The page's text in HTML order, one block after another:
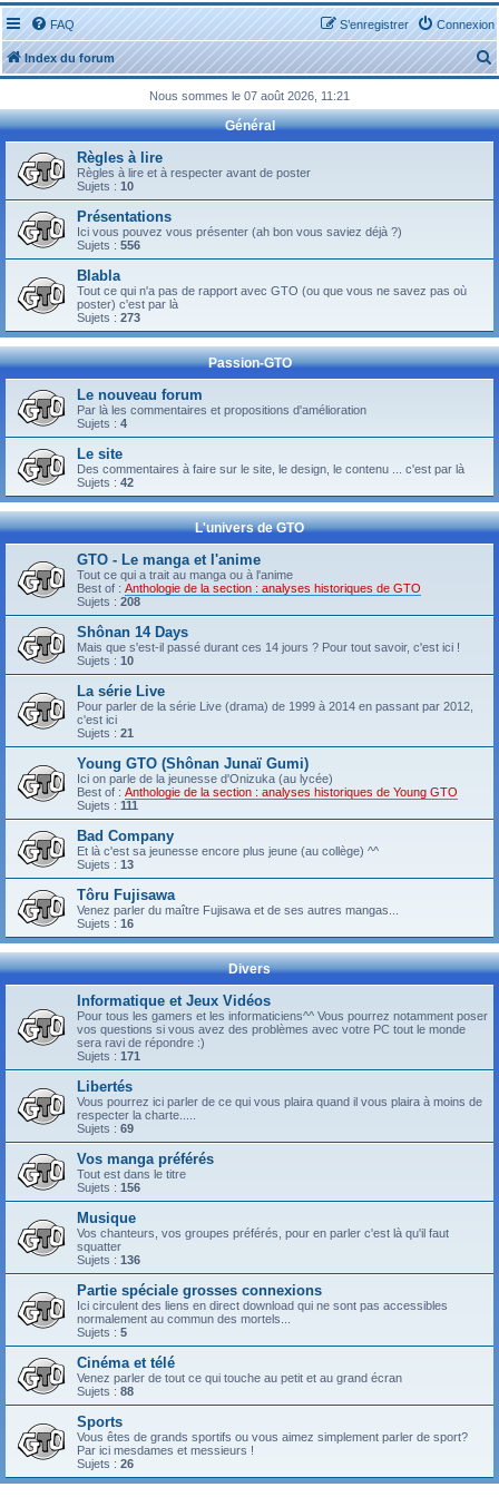
FAQ Connexion
S’enregistrer
Index du forum
e
c
Nous sommes le 07 août 2026, 11:21
Général
Règles à lire
Règles à lire et à respecter avant de poster
Sujets : 10
Présentations
Ici vous pouvez vous présenter (ah bon vous saviez déjà ?)
Sujets : 556
Blabla
Tout ce qui n'a pas de rapport avec GTO (ou que vous ne savez pas où
poster) c'est par là
Sujets : 273
Passion-GTO
Le nouveau forum
Par là les commentaires et propositions d'amélioration
Sujets : 4
Le site
Des commentaires à faire sur le site, le design, le contenu ... c'est par là
Sujets : 42
L'univers de GTO
GTO - Le manga et l'anime
Tout ce qui a trait au manga ou à l'anime
Best of : Anthologie de la section : analyses historiques de GTO
Sujets : 208
Shônan 14 Days
Mais que s'est-il passé durant ces 14 jours ? Pour tout savoir, c'est ici !
Sujets : 10
La série Live
Pour parler de la série Live (drama) de 1999 à 2014 en passant par 2012,
c'est ici
Sujets : 21
Young GTO (Shônan Junaï Gumi)
Ici on parle de la jeunesse d'Onizuka (au lycée)
Best of : Anthologie de la section : analyses historiques de Young GTO
Sujets : 111
Bad Company
Et là c'est sa jeunesse encore plus jeune (au collège) ^^
Sujets : 13
Tôru Fujisawa
Venez parler du maître Fujisawa et de ses autres mangas...
Sujets : 16
Divers
Informatique et Jeux Vidéos
Pour tous les gamers et les informaticiens^^ Vous pourrez notamment poser
vos questions si vous avez des problèmes avec votre PC tout le monde
sera ravi de répondre :)
Sujets : 171
Libertés
Vous pourrez ici parler de ce qui vous plaira quand il vous plaira à moins de
respecter la charte.....
Sujets : 69
Vos manga préférés
Tout est dans le titre
Sujets : 156
Musique
Vos chanteurs, vos groupes préférés, pour en parler c'est là qu'il faut
squatter
Sujets : 136
Partie spéciale grosses connexions
Ici circulent des liens en direct download qui ne sont pas accessibles
normalement au commun des mortels...
Sujets : 5
Cinéma et télé
Venez parler de tout ce qui touche au petit et au grand écran
Sujets : 88
Sports
Vous êtes de grands sportifs ou vous aimez simplement parler de sport?
Par ici mesdames et messieurs !
Sujets : 26